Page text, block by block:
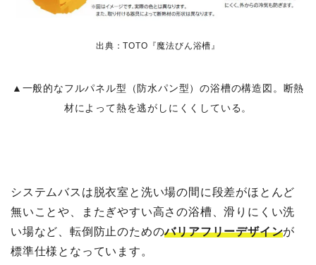
出典：TOTO『魔法びん浴槽』
▲一般的なフルパネル型（防水パン型）の浴槽の構造図。断熱
材によって熱を逃がしにくくしている。
システムバスは脱衣室と洗い場の間に段差がほとんど
無いことや、またぎやすい高さの浴槽、滑りにくい洗
い場など、転倒防止のためのバリアフリーデザインが
標準仕様となっています。